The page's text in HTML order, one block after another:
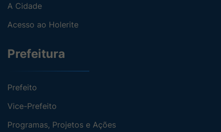
A Cidade
Acesso ao Holerite
Prefeitura
Prefeito
Vice-Prefeito
Programas, Projetos e Ações